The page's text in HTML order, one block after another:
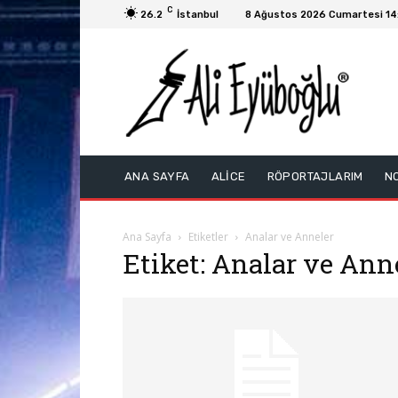
26.2 C İstanbul 8 Ağustos 2026 Cumartesi
ANA SAYFA ALİCE RÖPORTAJLARIM
Ana Sayfa Etiketler Analar ve Anneler
Etiket: Analar ve